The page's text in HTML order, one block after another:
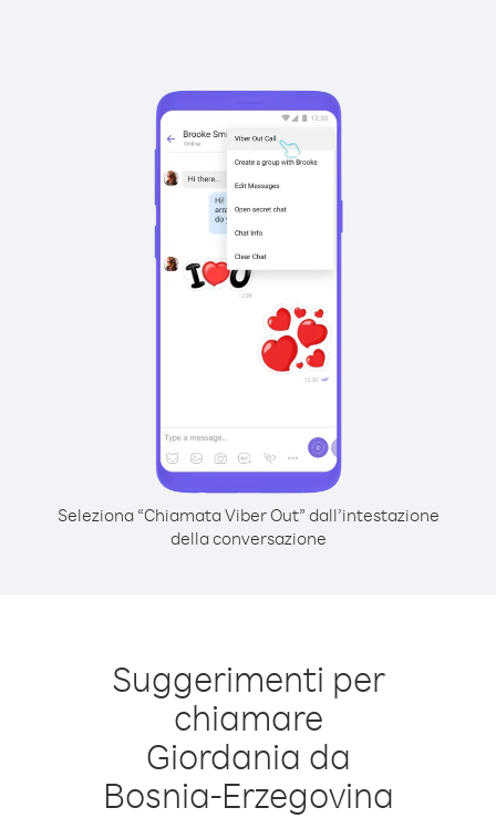
Seleziona “Chiamata Viber Out” dall’intestazione
della conversazione
Suggerimenti per
chiamare
Giordania da
Bosnia-Erzegovina